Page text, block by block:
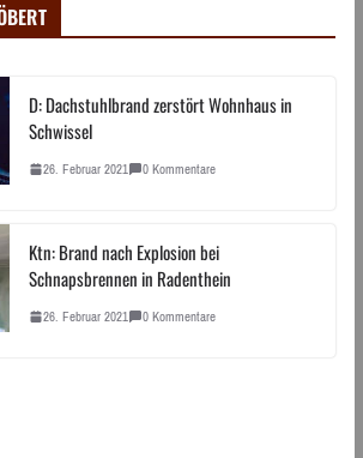
D: Dachstuhlbrand zerstört Wohnhaus in
Schwissel
26. Februar 2021 0 Kommentare
Ktn: Brand nach Explosion bei
Schnapsbrennen in Radenthein
26. Februar 2021 0 Kommentare